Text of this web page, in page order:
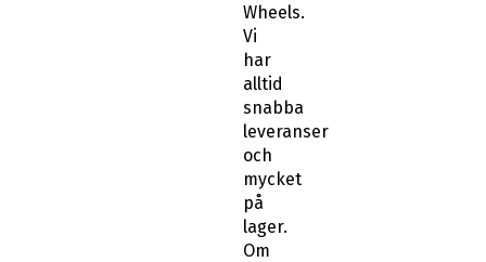
Wheels.
Vi
har
alltid
snabba
leveranser
och
mycket
på
lager.
Om